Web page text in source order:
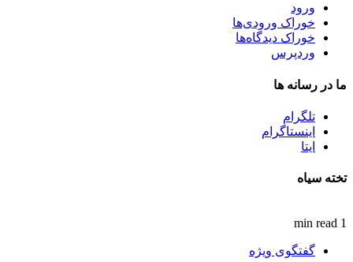
ورود
خوراک ورودی‌ها
خوراک دیدگاه‌ها
وردپرس
ما در رسانه ها
تلگرام
اینستاگرام
ایتا
تخته سیاه
1 min read
گفتگوی ویژه